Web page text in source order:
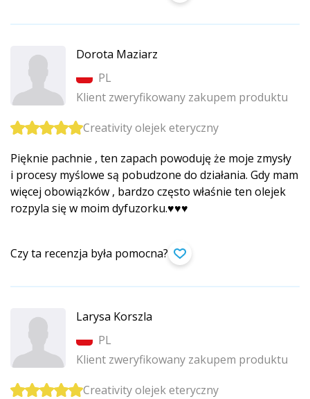
Dorota Maziarz
PL
Klient zweryfikowany zakupem produktu
Creativity olejek eteryczny
Pięknie pachnie , ten zapach powoduję że moje zmysły
i procesy myślowe są pobudzone do działania. Gdy mam
więcej obowiązków , bardzo często właśnie ten olejek
rozpyla się w moim dyfuzorku.♥️♥️♥️
Czy ta recenzja była pomocna?
Larysa Korszla
PL
Klient zweryfikowany zakupem produktu
Creativity olejek eteryczny